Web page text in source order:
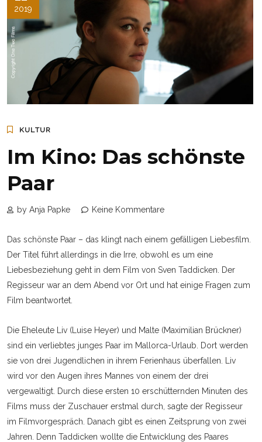
2019
KULTUR
Im Kino: Das schönste
Paar
by Anja Papke Keine Kommentare
Das schönste Paar – das klingt nach einem gefälligen Liebesfilm.
Der Titel führt allerdings in die Irre, obwohl es um eine
Liebesbeziehung geht in dem Film von Sven Taddicken. Der
Regisseur war an dem Abend vor Ort und hat einige Fragen zum
Film beantwortet.
Die Eheleute Liv (Luise Heyer) und Malte (Maximilian Brückner)
sind ein verliebtes junges Paar im Mallorca-Urlaub. Dort werden
sie von drei Jugendlichen in ihrem Ferienhaus überfallen. Liv
wird vor den Augen ihres Mannes von einem der drei
vergewaltigt. Durch diese ersten 10 erschütternden Minuten des
Films muss der Zuschauer erstmal durch, sagte der Regisseur
im Filmvorgespräch. Danach gibt es einen Zeitsprung von zwei
Jahren. Denn Taddicken wollte die Entwicklung des Paares